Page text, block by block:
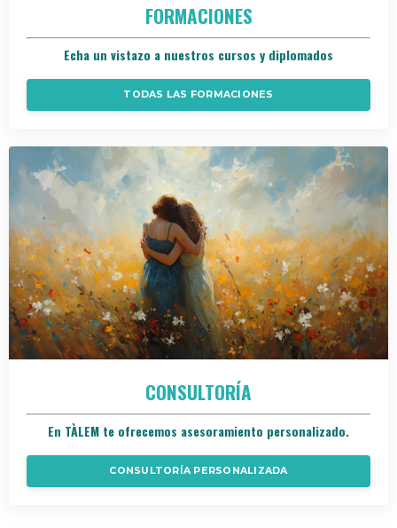
FORMACIONES
Echa un vistazo a nuestros cursos y diplomados
TODAS LAS FORMACIONES
CONSULTORÍA
En TÀLEM te ofrecemos asesoramiento personalizado.
CONSULTORÍA PERSONALIZADA